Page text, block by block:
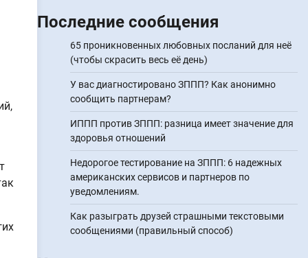
Последние сообщения
65 проникновенных любовных посланий для неё
(чтобы скрасить весь её день)
У вас диагностировано ЗППП? Как анонимно
сообщить партнерам?
ИППП против ЗППП: разница имеет значение для
здоровья отношений
Недорогое тестирование на ЗППП: 6 надежных
американских сервисов и партнеров по
уведомлениям.
Как разыграть друзей страшными текстовыми
сообщениями (правильный способ)